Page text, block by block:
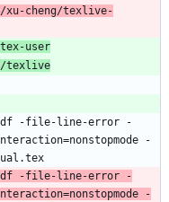
xu-cheng/texlive-
user
texlive
-file-line-error -
-
-file-line-error -
-